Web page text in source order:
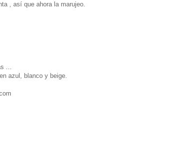
, así que ahora la marujeo.
...
azul, blanco y beige.